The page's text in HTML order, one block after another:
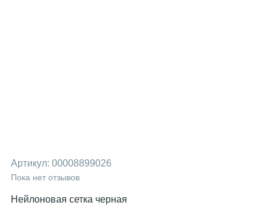
Артикул: 00008899026
Пока нет отзывов
Нейлоновая сетка черная